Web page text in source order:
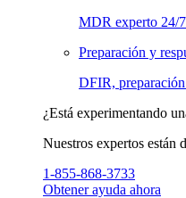
MDR experto 24/
Preparación y
DFIR,
¿Está experimentando
Nuestros expertos están
1-855-868-3733
Obtener ayuda ahora